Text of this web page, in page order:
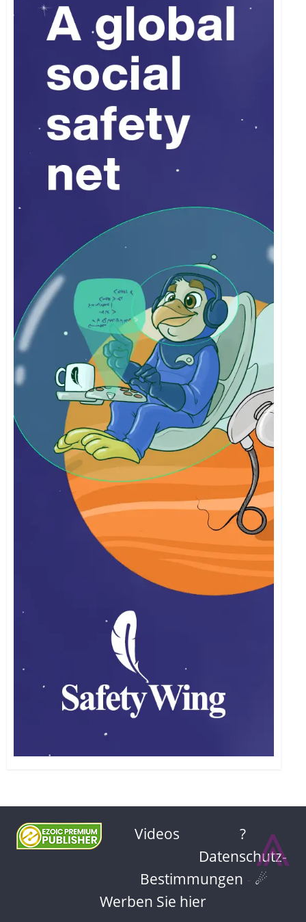
Videos
?
Datenschutz-
Bestimmungen
☄
Werben Sie hier
⩓